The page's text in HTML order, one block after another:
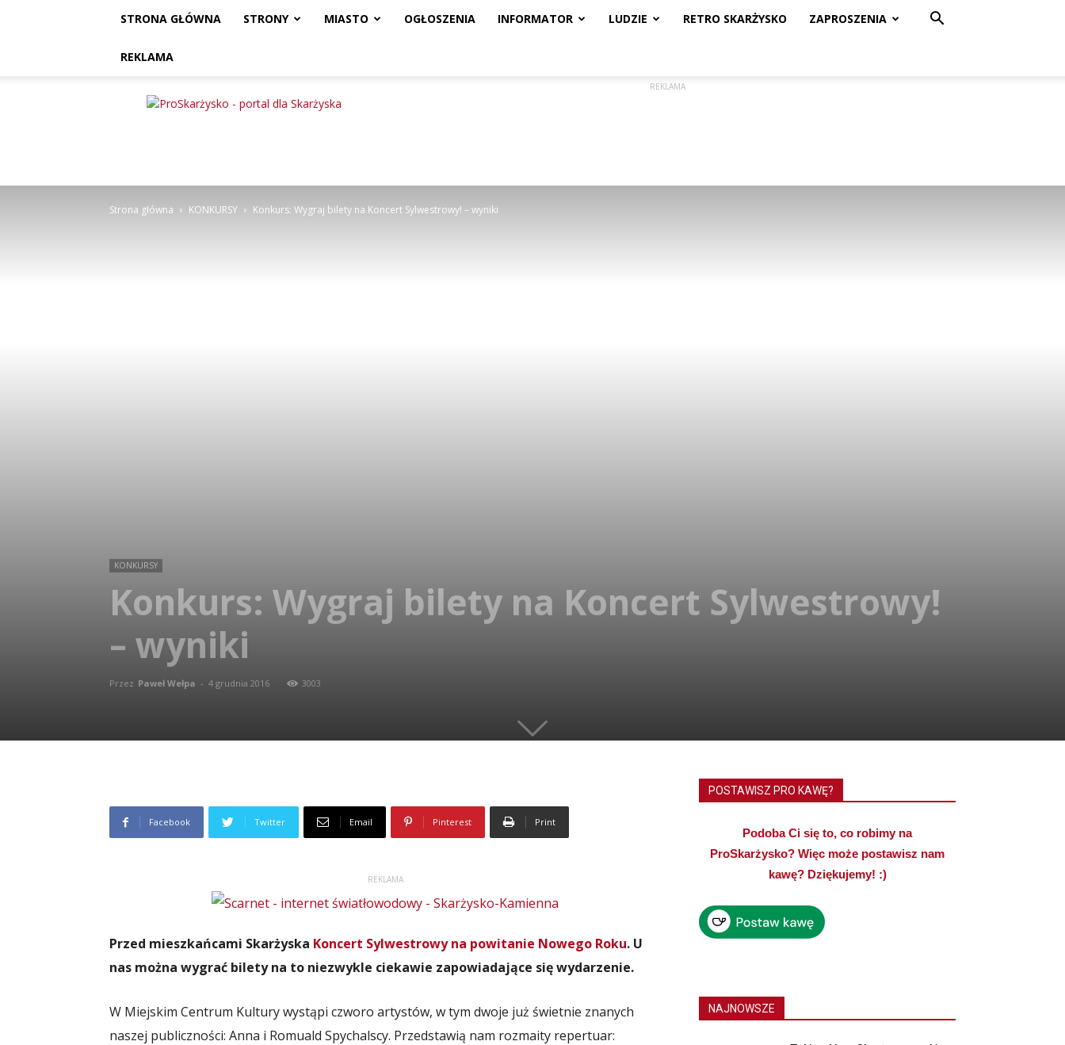
STRONA GŁÓWNA STRONY MIASTO OGŁOSZENIA INFORMATOR LUDZIE RETRO SKARŻYSKO ZAPROSZENIA
REKLAMA
ProSkarżysko
REKLAMA
Strona główna KONKURSY Konkurs: Wygraj bilety na Koncert Sylwestrowy! – wyniki
KONKURSY
Konkurs: Wygraj bilety na Koncert Sylwestrowy!
– wyniki
Przez Paweł Wełpa - 4 grudnia 2016 3003
Facebook Twitter Email Pinterest Print
REKLAMA
Przed mieszkańcami Skarżyska Koncert Sylwestrowy na powitanie Nowego Roku. U
nas można wygrać bilety na to niezwykle ciekawie zapowiadające się wydarzenie.
W Miejskim Centrum Kultury wystąpi czworo artystów, w tym dwoje już świetnie znanych
naszej publiczności: Anna i Romuald Spychalscy. Przedstawią nam rozmaity repertuar:
POSTAWISZ PRO KAWĘ?
Podoba Ci się to, co robimy na
ProSkarżysko? Więc może postawisz nam
kawę? Dziękujemy! :)
NAJNOWSZE